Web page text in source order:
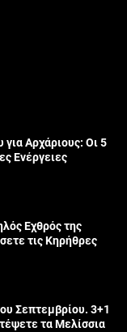
Αρχάριους: Οι 5
Ενέργειες
Εχθρός της
τις Κηρήθρες
Σεπτεμβρίου. 3+1
τα Μελίσσια